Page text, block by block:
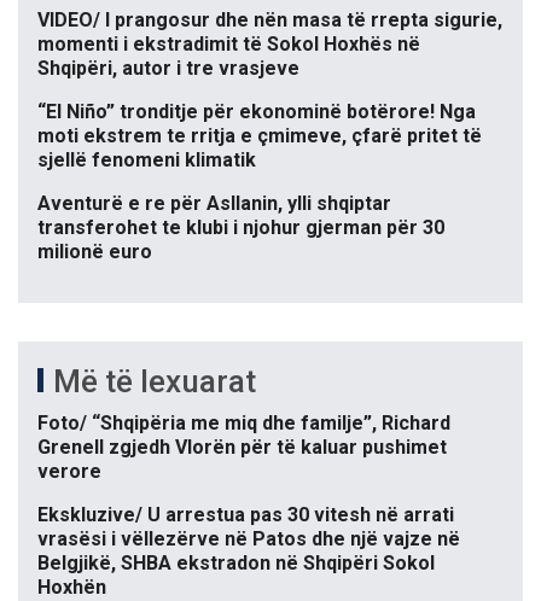
VIDEO/ I prangosur dhe nën masa të rrepta sigurie,
momenti i ekstradimit të Sokol Hoxhës në
Shqipëri, autor i tre vrasjeve
“El Niño” tronditje për ekonominë botërore! Nga
moti ekstrem te rritja e çmimeve, çfarë pritet të
sjellë fenomeni klimatik
Aventurë e re për Asllanin, ylli shqiptar
transferohet te klubi i njohur gjerman për 30
milionë euro
Më të lexuarat
Foto/ “Shqipëria me miq dhe familje”, Richard
Grenell zgjedh Vlorën për të kaluar pushimet
verore
Ekskluzive/ U arrestua pas 30 vitesh në arrati
vrasësi i vëllezërve në Patos dhe një vajze në
Belgjikë, SHBA ekstradon në Shqipëri Sokol
Hoxhën